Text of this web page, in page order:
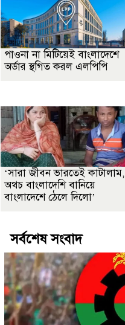
পাওনা না মিটিয়েই বাংলাদেশে
অর্ডার স্থগিত করল এলপিপি
‘সারা জীবন ভারতেই কাটালাম,
অথচ বাংলাদেশি বানিয়ে
বাংলাদেশে ঠেলে দিলো’
সর্বশেষ সংবাদ